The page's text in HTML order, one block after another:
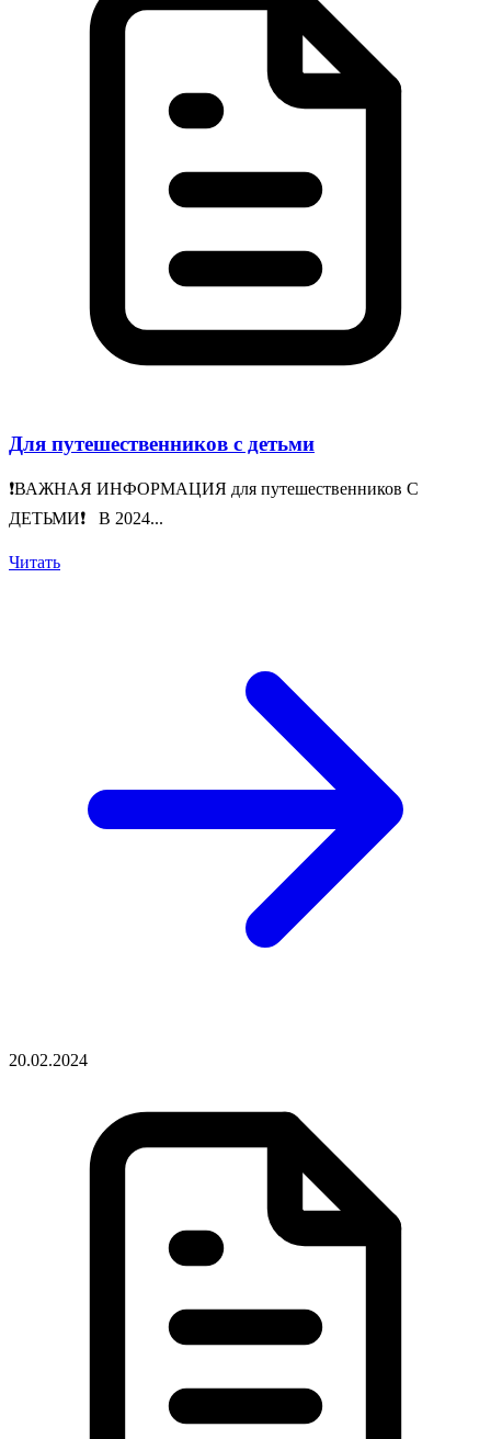
Для путешественников с детьми
❗️ВАЖНАЯ ИНФОРМАЦИЯ для путешественников С
ДЕТЬМИ❗️ В 2024...
Читать
20.02.2024